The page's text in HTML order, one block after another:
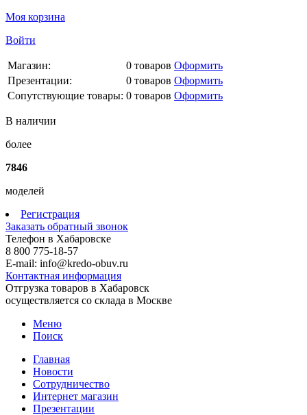
Моя корзина
Войти
Магазин: 0 товаров Оформить
Презентации:
0 товаров Оформить
Сопутствующие товары: 0 товаров Оформить
В наличии
более
7846
моделей
Регистрация
Заказать обратный звонок
Телефон в Хабаровске
8 800 775-18-57
E-mail: info@kredo-obuv.ru
Контактная информация
Отгрузка товаров в Хабаровск
осуществляется со склада в Москве
Меню
Поиск
Главная
Новости
Сотрудничество
Интернет магазин
Презентации